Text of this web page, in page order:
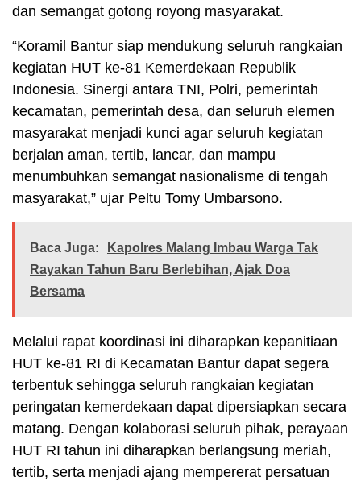
dan semangat gotong royong masyarakat.
“Koramil Bantur siap mendukung seluruh rangkaian
kegiatan HUT ke-81 Kemerdekaan Republik
Indonesia. Sinergi antara TNI, Polri, pemerintah
kecamatan, pemerintah desa, dan seluruh elemen
masyarakat menjadi kunci agar seluruh kegiatan
berjalan aman, tertib, lancar, dan mampu
menumbuhkan semangat nasionalisme di tengah
masyarakat,” ujar Peltu Tomy Umbarsono.
Baca Juga:
Kapolres Malang Imbau Warga Tak
Rayakan Tahun Baru Berlebihan, Ajak Doa
Bersama
Melalui rapat koordinasi ini diharapkan kepanitiaan
HUT ke-81 RI di Kecamatan Bantur dapat segera
terbentuk sehingga seluruh rangkaian kegiatan
peringatan kemerdekaan dapat dipersiapkan secara
matang. Dengan kolaborasi seluruh pihak, perayaan
HUT RI tahun ini diharapkan berlangsung meriah,
tertib, serta menjadi ajang mempererat persatuan